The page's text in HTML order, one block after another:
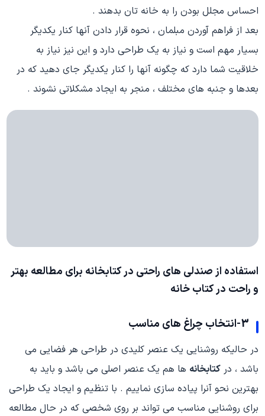
احساس مجلل بودن را به خانه تان بدهند .
بعد از فراهم آوردن مبلمان ، نحوه قرار دادن آنها کنار یکدیگر
بسیار مهم است و نیاز به یک طراحی دارد و این نیز نیاز به
خلاقیت شما دارد که چگونه آنها را کنار یکدیگر جای دهید که در
بعدها و جنبه های مختلف ، منجر به ایجاد مشکلاتی نشوند .
استفاده از صندلی های راحتی در کتابخانه برای مطالعه بهتر
و راحت در کتاب خانه
3-انتخاب چراغ های مناسب
در حالیکه روشنایی یک عنصر کلیدی در طراحی هر فضایی می
باشد ، درکتابخانه ها هم یک عنصر اصلی می باشد و باید به
بهترین نحو آنرا پیاده سازی نماییم . با تنظیم و ایجاد یک طراحی
برای روشنایی مناسب می تواند بر روی شخصی که در حال مطالعه